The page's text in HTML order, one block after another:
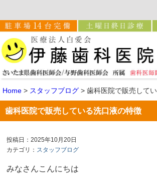
Home > スタッフブログ > 歯科医院で販売して
歯科医院で販売している洗口液の特徴
投稿日：2025年10月20日
カテゴリ： スタッフブログ
みなさんこんにちは